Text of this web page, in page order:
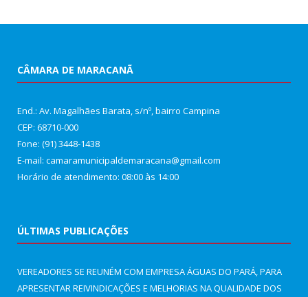
CÂMARA DE MARACANÃ
End.: Av. Magalhães Barata, s/nº, bairro Campina
CEP: 68710-000
Fone: (91) 3448-1438
E-mail: camaramunicipaldemaracana@gmail.com
Horário de atendimento: 08:00 às 14:00
ÚLTIMAS PUBLICAÇÕES
VEREADORES SE REUNÉM COM EMPRESA ÁGUAS DO PARÁ, PARA
APRESENTAR REIVINDICAÇÕES E MELHORIAS NA QUALIDADE DOS